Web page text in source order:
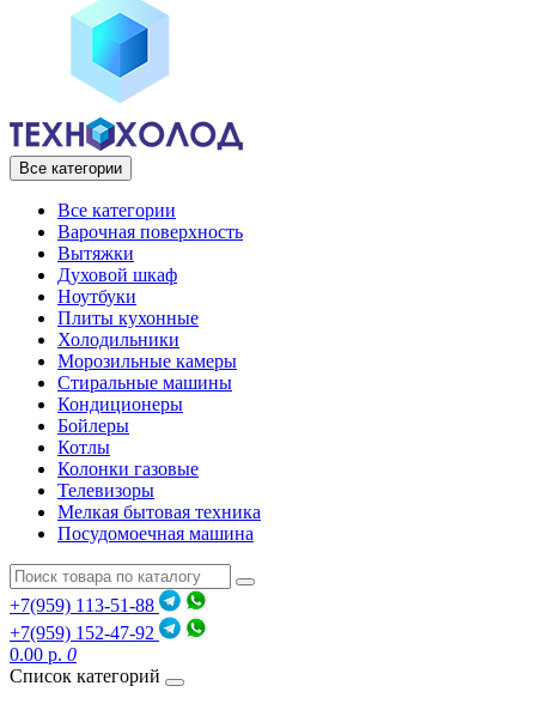
Все категории
Все категории
Варочная поверхность
Вытяжки
Духовой шкаф
Ноутбуки
Плиты кухонные
Холодильники
Морозильные камеры
Стиральные машины
Кондиционеры
Бойлеры
Котлы
Колонки газовые
Телевизоры
Мелкая бытовая техника
Посудомоечная машина
+7(959) 113-51-88
+7(959) 152-47-92
0.00 р. 0
Список категорий